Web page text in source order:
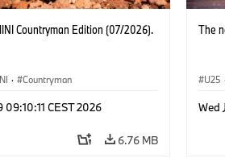
Countryman Edition (07/2026).
· Countryman
09:10:11 CEST 2026
6.76 MB
The
U25
Wed